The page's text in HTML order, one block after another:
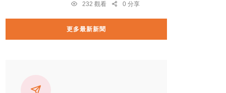
232 觀看
0 分享
更多最新新聞